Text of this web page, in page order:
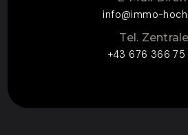
info@immo-
Tel. Zentrale
+43 676 366 75